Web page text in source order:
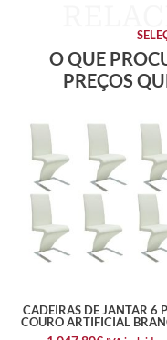
O QUE
PREÇOS
CADEIRAS DE JANTAR 6
COURO ARTIFICIAL